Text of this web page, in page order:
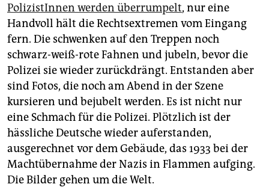
PolizistInnen werden überrumpelt, nur eine
Handvoll hält die Rechtsextremen vom Eingang
fern. Die schwenken auf den Treppen noch
schwarz-weiß-rote Fahnen und jubeln, bevor die
Polizei sie wieder zurückdrängt. Entstanden aber
sind Fotos, die noch am Abend in der Szene
kursieren und bejubelt werden. Es ist nicht nur
eine Schmach für die Polizei. Plötzlich ist der
hässliche Deutsche wieder auferstanden,
ausgerechnet vor dem Gebäude, das 1933 bei der
Machtübernahme der Nazis in Flammen aufging.
Die Bilder gehen um die Welt.